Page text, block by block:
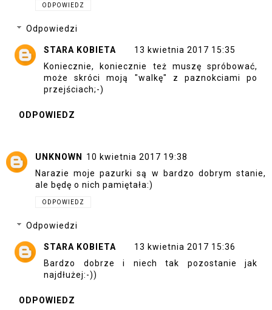
ODPOWIEDZ
Odpowiedzi
STARA KOBIETA
13 kwietnia 2017 15:35
Koniecznie, koniecznie też muszę spróbować,
może skróci moją "walkę" z paznokciami po
przejściach;-)
ODPOWIEDZ
UNKNOWN
10 kwietnia 2017 19:38
Narazie moje pazurki są w bardzo dobrym stanie,
ale będę o nich pamiętała:)
ODPOWIEDZ
Odpowiedzi
STARA KOBIETA
13 kwietnia 2017 15:36
Bardzo dobrze i niech tak pozostanie jak
najdłużej:-))
ODPOWIEDZ